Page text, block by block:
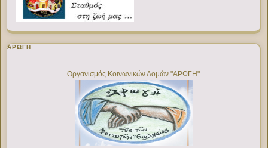
ΑΡΩΓΗ
Οργανισμός Κοινωνικών Δομών "ΑΡΩΓΗ"